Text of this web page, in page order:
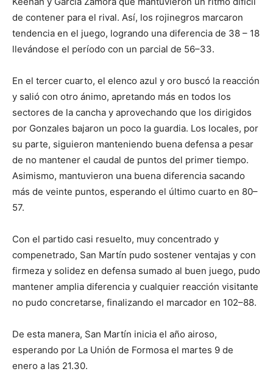
de contener para el rival. Así, los rojinegros marcaron
tendencia en el juego, logrando una diferencia de 38 – 18
llevándose el período con un parcial de 56–33.
En el tercer cuarto, el elenco azul y oro buscó la reacción
y salió con otro ánimo, apretando más en todos los
sectores de la cancha y aprovechando que los dirigidos
por Gonzales bajaron un poco la guardia. Los locales, por
su parte, siguieron manteniendo buena defensa a pesar
de no mantener el caudal de puntos del primer tiempo.
Asimismo, mantuvieron una buena diferencia sacando
más de veinte puntos, esperando el último cuarto en 80–
57.
Con el partido casi resuelto, muy concentrado y
compenetrado, San Martín pudo sostener ventajas y con
firmeza y solidez en defensa sumado al buen juego, pudo
mantener amplia diferencia y cualquier reacción visitante
no pudo concretarse, finalizando el marcador en 102–88.
De esta manera, San Martín inicia el año airoso,
esperando por La Unión de Formosa el martes 9 de
enero a las 21.30.